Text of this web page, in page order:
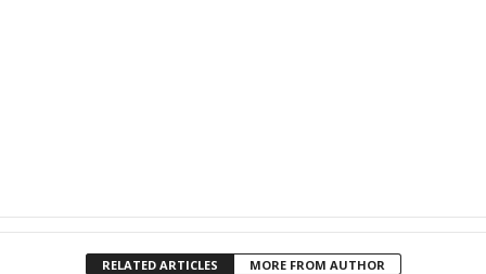
RELATED ARTICLES MORE FROM AUTHOR